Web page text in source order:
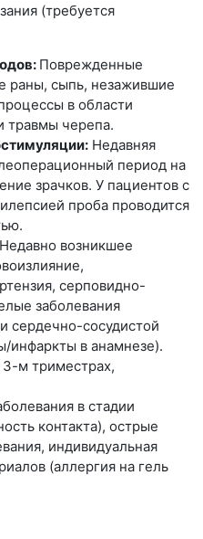
(требуется
Поврежденные
раны, сыпь, незажившие
в области
травмы черепа.
Недавняя
период на
зрачков. У пациентов с
проба проводится
Недавно возникшее
серповидно-
заболевания
сердечно-сосудистой
инфаркты в анамнезе).
м триместрах,
в стадии
контакта), острые
индивидуальная
(аллергия на гель